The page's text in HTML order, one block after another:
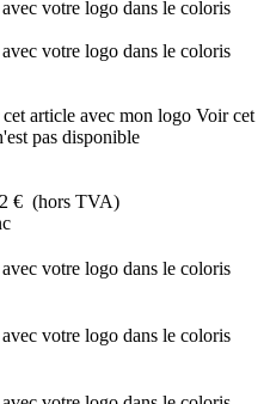
article avec mon logo Voir cet
pas disponible
€ (hors TVA)